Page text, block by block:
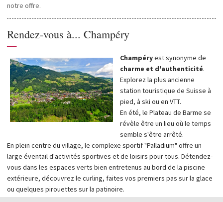
notre offre.
Rendez-vous à... Champéry
—
Champéryest synonyme de
charme et d'authenticité.
Explorez la plus ancienne
station touristique de Suisse à
pied, à ski ou en VTT.
En été, le Plateau de Barme se
révèle être un lieu où le temps
semble s'être arrêté.
En plein centre du village, le complexe sportif "Palladium" offre un
large éventail d'activités sportives et de loisirs pour tous. Détendez-
vous dans les espaces verts bien entretenus au bord de la piscine
extérieure, découvrez le curling, faites vos premiers pas sur la glace
ou quelques pirouettes sur la patinoire.